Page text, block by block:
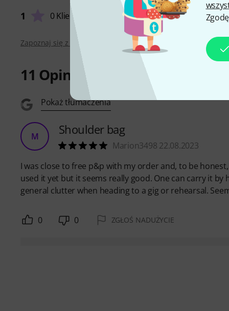
1 0 Klienci
Zapoznaj się z wytyczymi
11 Opinie
Pokaż tłumaczenia
M Shoulder bag
Marion3498 22.08.2023
I was close to free p&p with my order and, to be
used it yet but it seems really good. One can carry it
general clutter when heading to a gig or rehearsal.
0 0 ZGŁOŚ NADUŻYCIE